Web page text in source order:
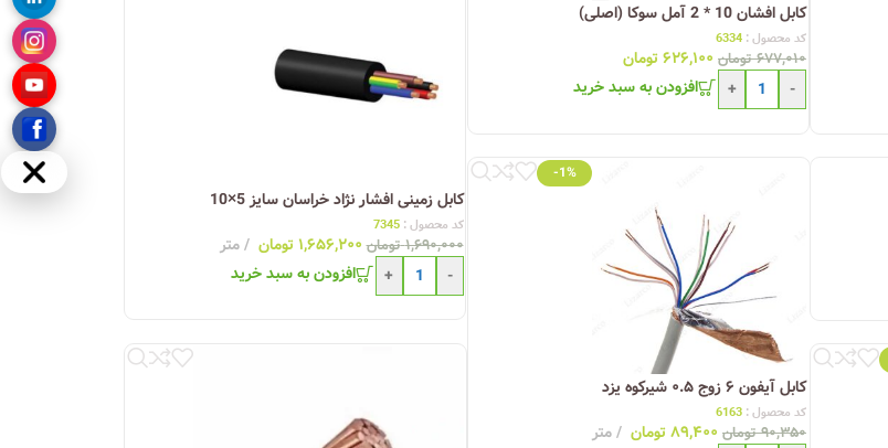
کابل افشان 10 * 2 آمل سوکا (اصلی)
کد محصول : 6334
۶۷۷,۰۱۰ تومان ۶۲۶,۱۰۰تومان
-
+ افزودن به سبد خرید
کابل زمینی افشار نژاد خراسان سایز 5×10
کد محصول :7345
۱,۶۹۰,۰۰۰ تومان ۱,۶۵۶,۲۰۰ تومان
متر
-
+ افزودن به سبد خرید
-1%
کابل آیفون ۶ زوج ۰.۵ شیرکوه یزد
کد محصول : 6163
۹۰,۳۵۰ تومان ۸۹,۴۰۰تومان
متر
مخفی